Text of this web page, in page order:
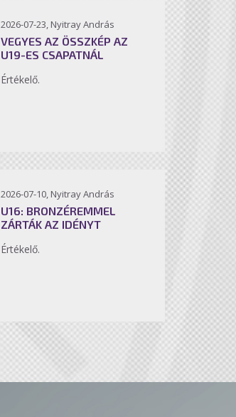
2026-07-23, Nyitray András
VEGYES AZ ÖSSZKÉP AZ
U19-ES CSAPATNÁL
Értékelő.
2026-07-10, Nyitray András
U16: BRONZÉREMMEL
ZÁRTÁK AZ IDÉNYT
Értékelő.